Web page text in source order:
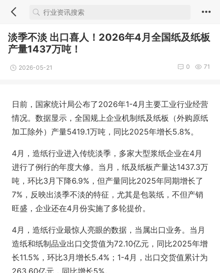
淡季不淡 出口喜人！2026年4月全国纸及纸板
产量1437万吨！
2026-05-21 71
0
日前，国家统计局公布了2026年1-4月主要工业行业经营
情况。数据显示，全国规上企业机制纸及纸板（外购原纸
加工除外）产量5419.1万吨，同比2025年增长5.8%。
4月，造纸行业进入传统淡季，多家大型浆纸企业在4月
进行了例行的年度大修。当月，纸及纸板产量达1437.3万
吨，环比3月下降6.9%，但产量同比2025年同期增长了
7%，反映出淡季不淡的特征，尤其是包装纸，不但产销
旺盛，企业还在4月份实施了多轮提价。
4月，造纸行业最惊人亮眼的数据，当属出口业务。当月
造纸和纸制品业出口交货值为72.10亿元，同比2025年增
长11.5%，环比3月增长5.4%；1-4月，出口交货值累计为
263.60亿元，同比增长5%。